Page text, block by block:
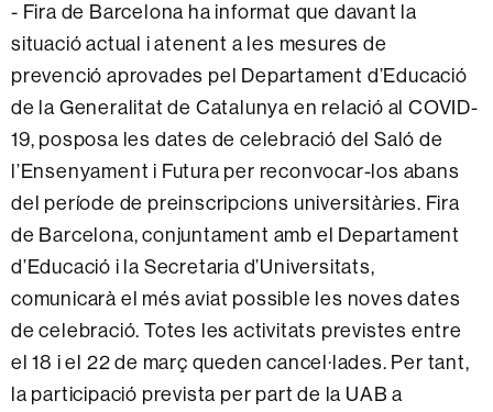
- Fira de Barcelona ha informat que davant la
situació actual i atenent a les mesures de
prevenció aprovades pel Departament d’Educació
de la Generalitat de Catalunya en relació al COVID-
19, posposa les dates de celebració del Saló de
l’Ensenyament i Futura per reconvocar-los abans
del període de preinscripcions universitàries. Fira
de Barcelona, conjuntament amb el Departament
d’Educació i la Secretaria d’Universitats,
comunicarà el més aviat possible les noves dates
de celebració. Totes les activitats previstes entre
el 18 i el 22 de març queden cancel·lades. Per tant,
la participació prevista per part de la UAB a